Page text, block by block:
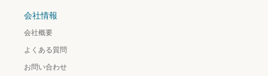
会社情報
会社概要
よくある質問
お問い合わせ